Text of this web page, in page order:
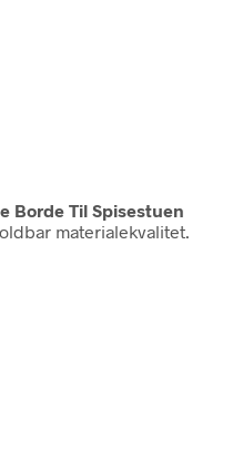
Borde Til Spisestuen
materialekvalitet.